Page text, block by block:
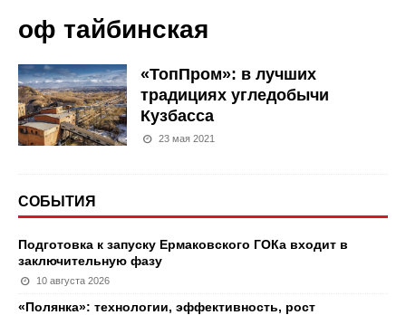
оф тайбинская
«ТопПром»: в лучших
традициях угледобычи
Кузбасса
23 мая 2021
СОБЫТИЯ
Подготовка к запуску Ермаковского ГОКа входит в
заключительную фазу
10 августа 2026
«Полянка»: технологии, эффективность, рост